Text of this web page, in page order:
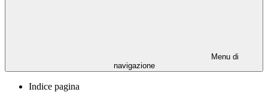
Menu di
navigazione
Indice pagina